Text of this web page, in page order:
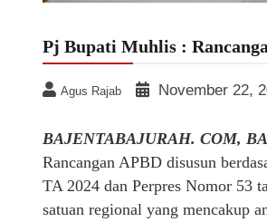
Pj Bupati Muhlis :
Agus Rajab November 22,
BAJENTABAJURAH. COM,
Rancangan APBD disusun
TA 2024 dan Perpres Nomor 53
satuan regional yang mencakup